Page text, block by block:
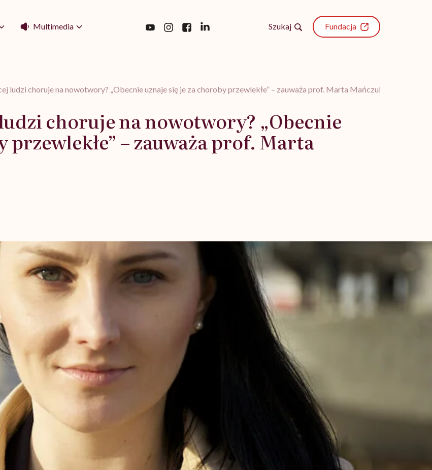
Multimedia Szukaj Fundacja
ludzi choruje na nowotwory? „Obecnie uznaje się je za choroby przewlekłe” – zauważa prof. Marta Mańczuk
choruje na nowotwory? „Obecnie
przewlekłe” – zauważa prof. Marta